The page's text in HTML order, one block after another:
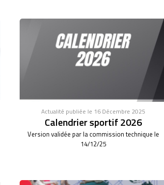
Actualité publiée le 16 Décembre 2025
Calendrier sportif 2026
Version validée par la commission technique le
14/12/25